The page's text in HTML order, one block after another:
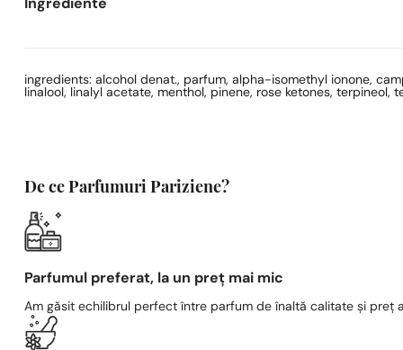
Ingrediente
ingredients: alcohol denat., parfum, alpha-isomethyl ionone,
linalool, linalyl acetate, menthol, pinene, rose ketones,
De ce Parfumuri Pariziene?
Parfumul preferat, la un preț mai mic
Am găsit echilibrul perfect între parfum de înaltă calitate și preț